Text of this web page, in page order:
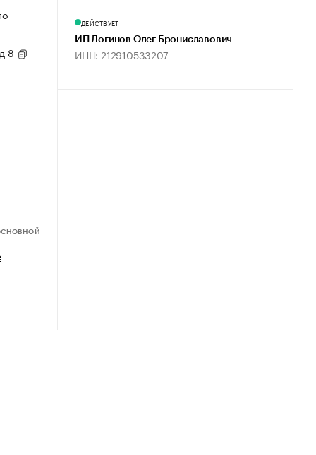
8
ДЕЙСТВУЕТ
ИП Логинов Олег Брониславович
ИНН: 212910533207